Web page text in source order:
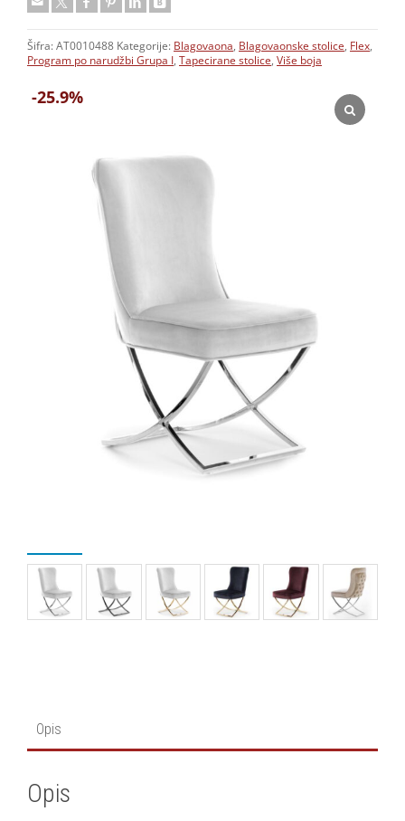
-25.9%
Šifra: AT0010488 Kategorije: Blagovaona, Blagovaonske stolice, Flex,
Program po narudžbi Grupa I, Tapecirane stolice, Više boja
Opis
Opis